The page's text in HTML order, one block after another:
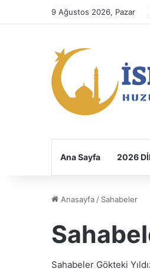
9 Ağustos 2026, Pazar
Ana Sayfa 2026
Anasayfa / Sahabeler
Sahabeler Gökteki